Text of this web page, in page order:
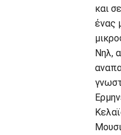
και
ένας
Νηλ,